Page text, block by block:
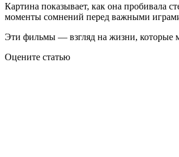
Картина показывает, как она пробивала
моменты сомнений перед важными
Эти фильмы — взгляд на жизни, которые
Оцените статью